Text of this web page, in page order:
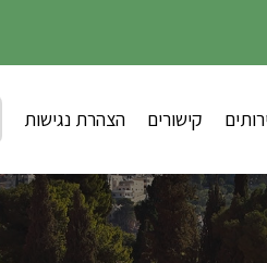
קישורים הצהרת נגישות